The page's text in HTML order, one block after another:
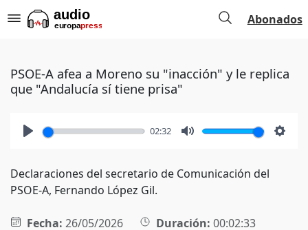
Abonados
PSOE-A afea a Moreno su "inacción" y le replica
que "Andalucía sí tiene prisa"
02:32
Declaraciones del secretario de Comunicación del
PSOE-A, Fernando López Gil.
Fecha: 26/05/2026 Duración: 00:02:33